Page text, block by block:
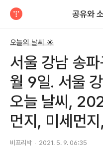
공유와
오늘의 날씨 ☀
서울 강남 송
월 9일. 서울
오늘 날씨,
먼지, 미세먼
비프리박 2021. 5. 9. 06:35